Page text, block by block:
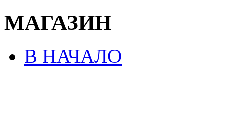
МАГАЗИН
В НАЧАЛО